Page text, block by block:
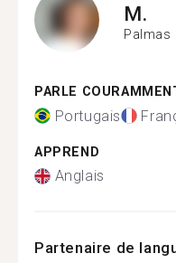
M.
Palmas
PARLE
Portugais
APPREND
Anglais
Partenaire de